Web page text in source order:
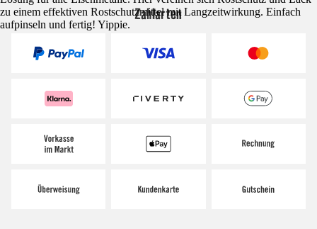
zu einem effektiven Rostschutzmittel mit Langzeitwirkung. Einfach
aufpinseln und fertig! Yippie.
Zahlarten